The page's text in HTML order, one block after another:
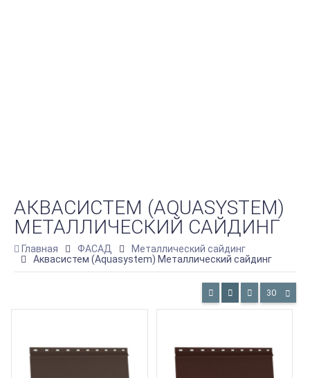
АКВАСИСТЕМ (AQUASYSTEM)
МЕТАЛЛИЧЕСКИЙ САЙДИНГ
Главная ФАСАД
Металлический сайдинг
Аквасистем (Aquasystem) Металлический сайдинг
30